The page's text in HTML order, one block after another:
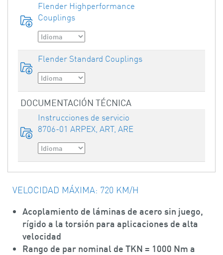
Flender Highperformance
Couplings
Flender Standard Couplings
DOCUMENTACIÓN TÉCNICA
Instrucciones de servicio
8706-01 ARPEX, ART, ARE
VELOCIDAD MÁXIMA: 720 KM/H
Acoplamiento de láminas de acero sin juego,
rígido a la torsión para aplicaciones de alta
velocidad
Rango de par nominal de TKN = 1000 Nm a